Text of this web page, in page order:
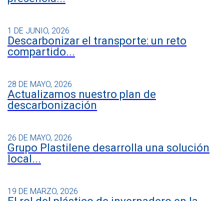
1 DE JUNIO, 2026
Descarbonizar el transporte: un reto
compartido...
28 DE MAYO, 2026
Actualizamos nuestro plan de
descarbonización
26 DE MAYO, 2026
Grupo Plastilene desarrolla una solución
local...
19 DE MARZO, 2026